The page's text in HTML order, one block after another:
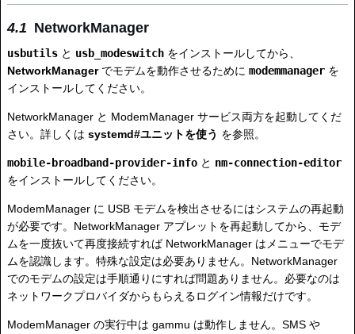
NetworkManager
usbutils と usb_modeswitch をインストールしてから、
NetworkManagerでモデムを動作させるために modemmanager を
インストールしてください。
NetworkManager と ModemManager サービス両方を起動してくだ
さい。詳しくは systemd#ユニットを使う を参照。
mobile-broadband-provider-info と nm-connection-editor
をインストールしてください。
ModemManager に USB モデムを検出させるにはシステムの再起動
が必要です。NetworkManager アプレットを再起動してから、モデ
ムを一度抜いて再度接続すれば NetworkManager はメニューでモデ
ムを認識します。特殊な設定は必要ありません。NetworkManager
でのモデムの設定は手順通りにすれば問題ありません。必要なのは
ネットワークプロバイダからもらえるログイン情報だけです。
ModemManager の実行中は gammu は動作しません。SMS や